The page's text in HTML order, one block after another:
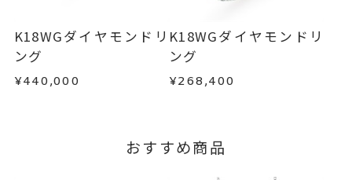
こちら
はお問い合わせフォームよりご連絡ください。
この場合の返送料は弊社にて負担いたしますの
で、着払いにてご返送ください。
詳細はこちら
K18WGダイヤモンドリ
ング
¥440,000
K18WGダイヤモンドリ
ング
¥268,400
おすすめ商品